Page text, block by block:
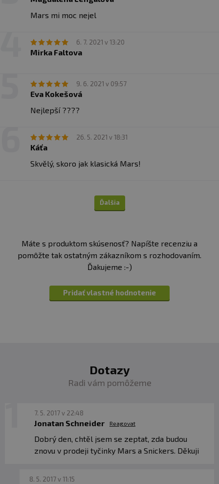
Mars mi moc nejel
6. 7. 2021 v 13:20
Mirka Faltova
9. 6. 2021 v 09:57
Eva Kokešová
Nejlepší ????
26. 5. 2021 v 18:31
Káťa
Skvělý, skoro jak klasická Mars!
Ďalšia
Máte s produktom skúsenosť? Napíšte recenziu a
pomôžte tak ostatným zákazníkom s rozhodovaním.
Ďakujeme :-)
Pridať vlastné hodnotenie
Dotazy
Radi vám pomôžeme
7. 5. 2017 v 22:48
Jonatan Schneider Reagovat
Dobrý den, chtěl jsem se zeptat, zda budou
znovu v prodeji tyčinky Mars a Snickers. Děkuji
8. 5. 2017 v 11:15